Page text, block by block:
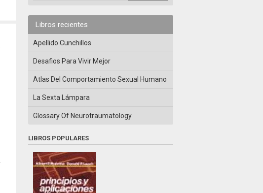
Libros recientes
Apellido Cunchillos
Desafios Para Vivir Mejor
Atlas Del Comportamiento Sexual Humano
La Sexta Lámpara
Glossary Of Neurotraumatology
LIBROS POPULARES